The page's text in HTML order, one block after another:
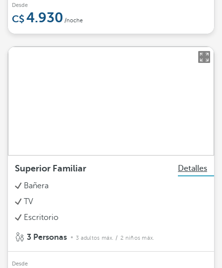
Desde
4.930 /noche
Superior Familiar
Detalles
Bañera
TV
Escritorio
3 Personas 3 adultos máx. / 2 niños máx.
Desde